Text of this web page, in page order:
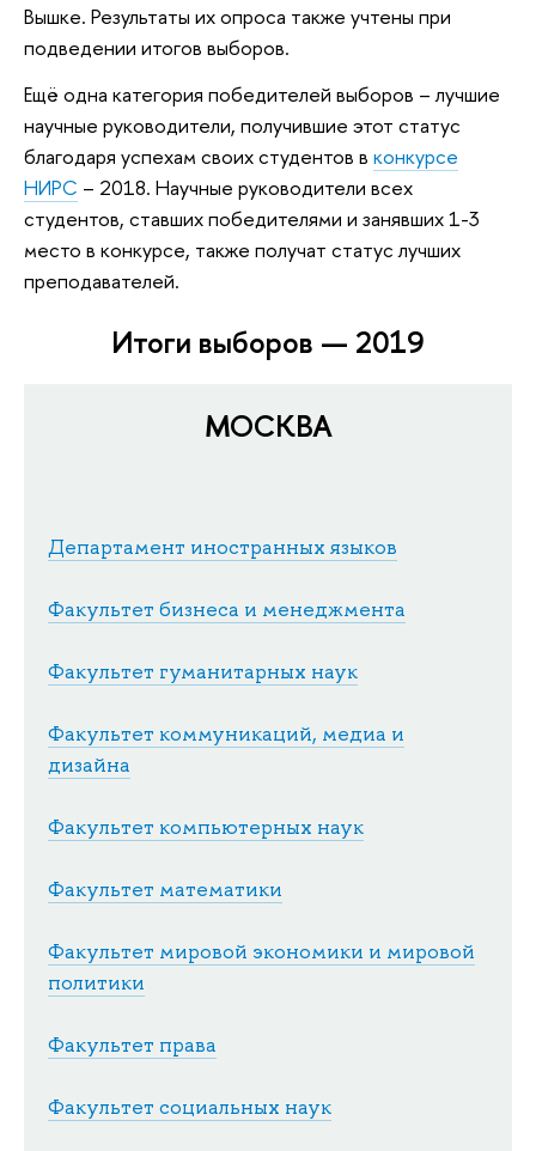
Вышке. Результаты их опроса также учтены при
подведении итогов выборов.
Ещё одна категория победителей выборов – лучшие
научные руководители, получившие этот статус
благодаря успехам своих студентов в конкурсе
НИРС – 2018. Научные руководители всех
студентов, ставших победителями и занявших 1-3
место в конкурсе, также получат статус лучших
преподавателей.
Итоги выборов — 2019
МОСКВА
Департамент иностранных языков
Факультет бизнеса и менеджмента
Факультет гуманитарных наук
Факультет коммуникаций, медиа и
дизайна
Факультет компьютерных наук
Факультет математики
Факультет мировой экономики и мировой
политики
Факультет права
Факультет социальных наук